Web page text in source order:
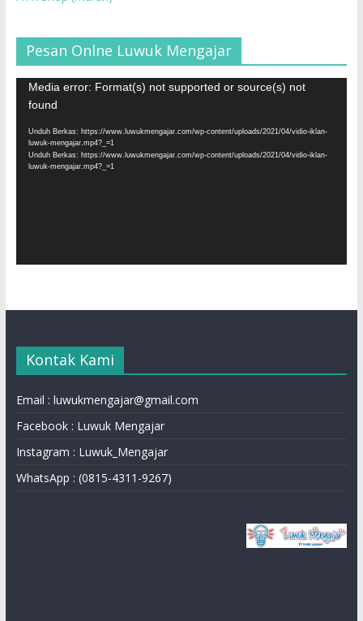
Pesan Onlne Luwuk Mengajar
Pemutar
Video
Media error: Format(s) not supported or source(s) not
found
Unduh Berkas: https://www.luwukmengajar.com/wp-content/uploads/2021/04/vidio-iklan-
luwuk-mengajar.mp4?_=1
Unduh Berkas: https://www.luwukmengajar.com/wp-content/uploads/2021/04/vidio-iklan-
luwuk-mengajar.mp4?_=1
Kontak Kami
Email : luwukmengajar@gmail.com
Facebook : Luwuk Mengajar
Instagram : Luwuk_Mengajar
WhatsApp : (0815-4311-9267)